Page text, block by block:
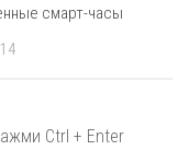
смарт-часы
Ctrl + Enter